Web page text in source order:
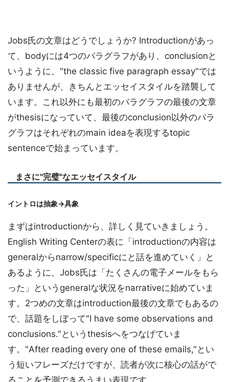
Jobs氏の文章はどうでしょうか? Introductionがあっ
て、bodyには4つのパラグラフがあり、conclusionと
いうように、"the classic five paragraph essay"では
ありませんが、きちんとエッセイスタイルを踏襲して
います。これ以外にも最初のパラグラフの最後の文章
がthesisになっていて、最後のconclusion以外のパラ
グラフはそれぞれのmain ideaを表現するtopic
sentenceで始まっています。
まさに"完璧"なエッセイスタイル
イントロは抽象→具象
まずはintroductionから、詳しく見ていきましょう。
English Writing Centerの表に「introductionの内容は
generalからnarrow/specificにと話を進めていく」と
あるように、Jobs氏は「たくさんの電子メールをもら
った」というgeneralな状況をnarrativeに始めていま
す。2つめの文章はintroduction最後の文章でもあるの
で、話題をしぼって"I have some observations and
conclusions."というthesisへをつなげていま
す。"After reading every one of these emails,"とい
う短いフレーズだけですが、読者が次に核心の話がで
ることを予測できるうまい表現です。